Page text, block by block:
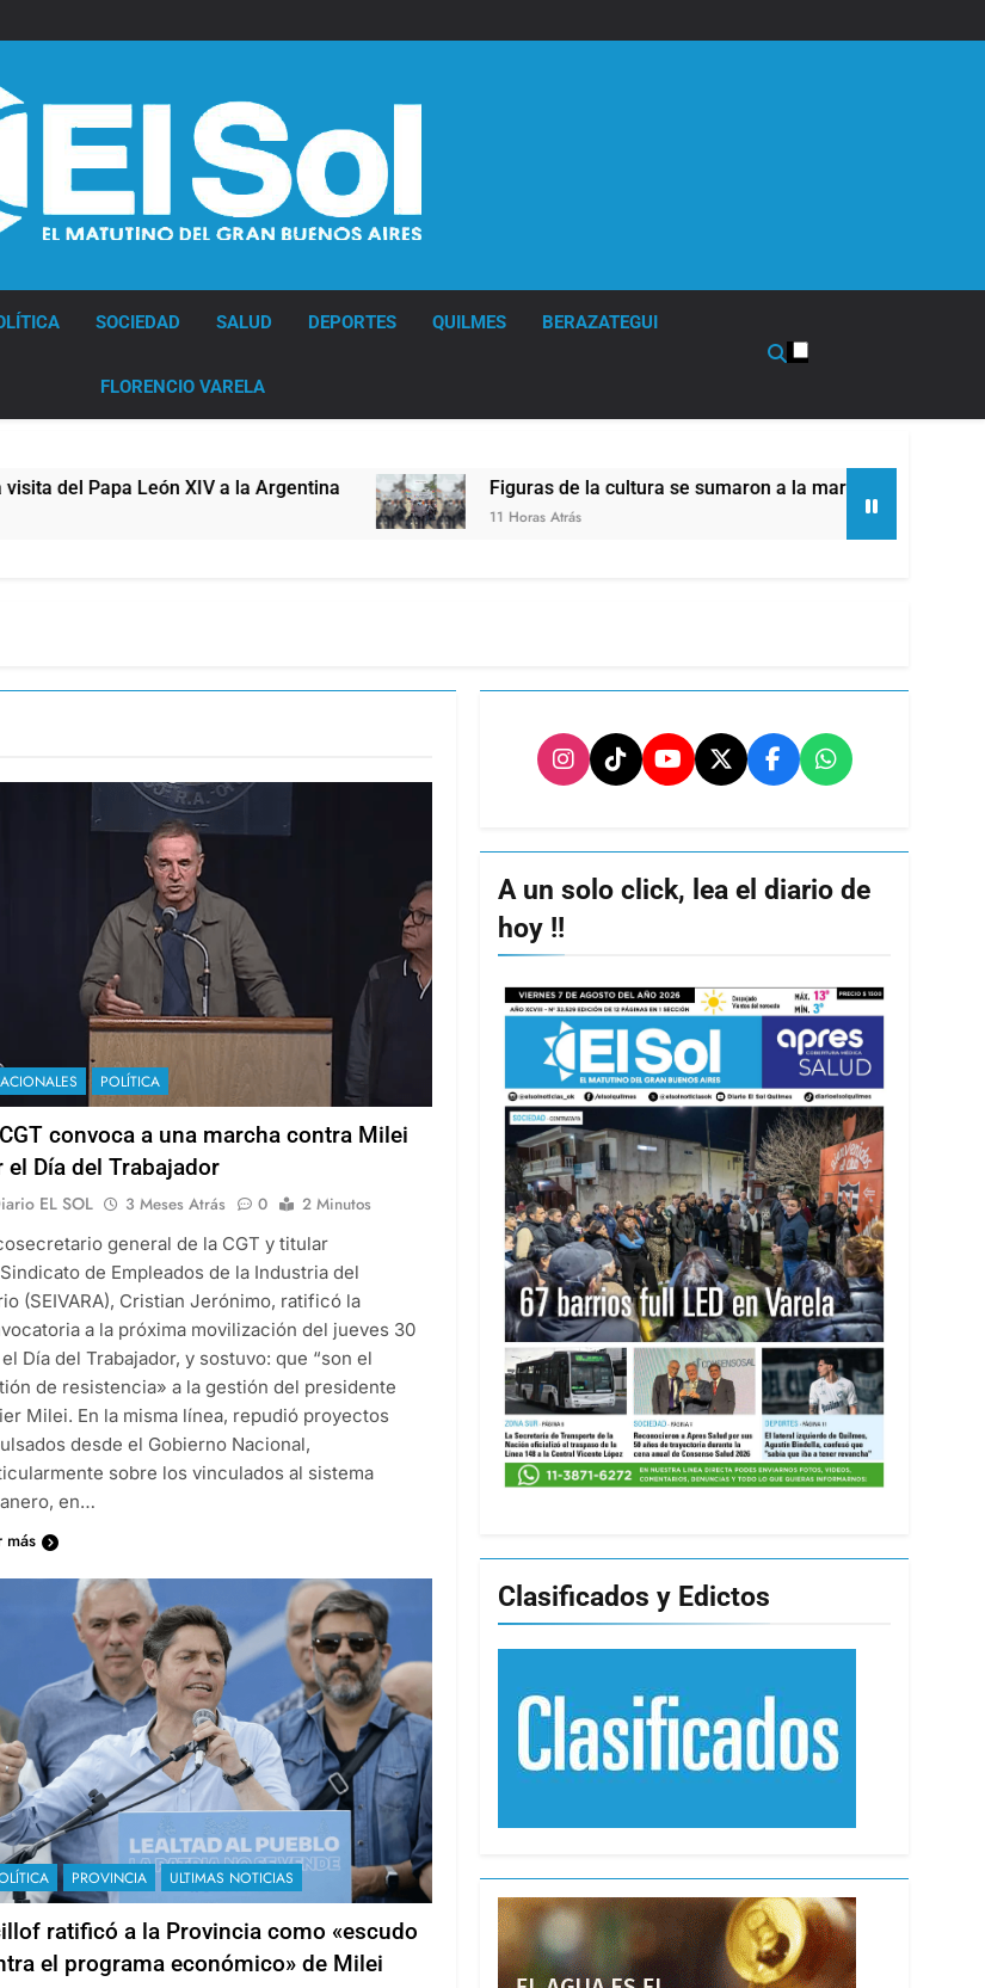
SOCIEDAD SALUD DEPORTES QUILMES BERAZATEGUI
FLORENCIO VARELA
la Argentina Figuras de la cultura se sumaron a la marcha frente al Congreso contra la Ley de
POLÍTICA
convoca a una marcha contra Milei
el Día del Trabajador
EL SOL 3 Meses Atrás 0
2 Minutos
general de la CGT y titular
de Empleados de la Industria del
(SEIVARA), Cristian Jerónimo, ratificó la
a la próxima movilización del jueves 30
Día del Trabajador, y sostuvo: que “son el
de resistencia» a la gestión del presidente
Milei. En la misma línea, repudió proyectos
desde el Gobierno Nacional,
sobre los vinculados al sistema
en…
más
PROVINCIA ULTIMAS NOTICIAS
ratificó a la Provincia como «escudo
el programa económico» de Milei
A un solo click, lea el diario de
hoy !!
Clasificados y Edictos